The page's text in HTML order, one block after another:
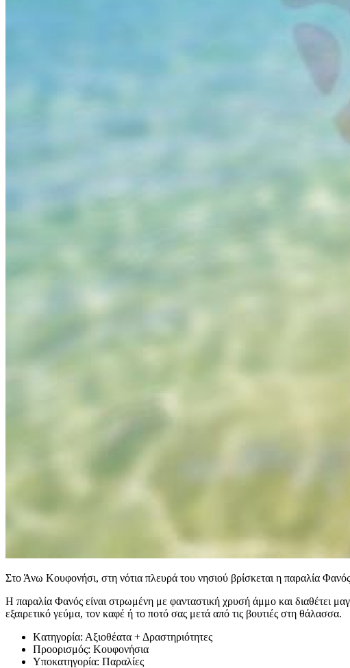
Στο Άνω Κουφονήσι, στη νότια πλευρά του νησιού βρίσκεται η παραλία
Η παραλία Φανός είναι στρωμένη με φανταστική χρυσή άμμο και διαθέτει
εξαιρετικό γεύμα, τον καφέ ή το ποτό σας μετά από τις βουτιές στη θάλασσα.
Kατηγορία: Αξιοθέατα + Δραστηριότητες
Προορισμός: Κουφονήσια
Υποκατηγορία: Παραλίες